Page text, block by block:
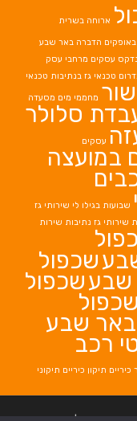
ארוחה בשרית
הדברה באר שבע
עסקים מרחבי עסק
טכנאי גז בנתיבות טכנאי
מחממי מים מסעדה
סלולר
עסקים
במועצה
שבועות בגילו לי שירותי גז
שירותי גז נתיבות שירות
שכפול
שבעשכפול
שכפול
שבע
רכב
כיריים תיקון כיריים תיקוני